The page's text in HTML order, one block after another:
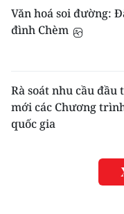
Văn hoá soi đường:
đình Chèm
Rà soát nhu cầu đầu
mới các Chương
quốc gia